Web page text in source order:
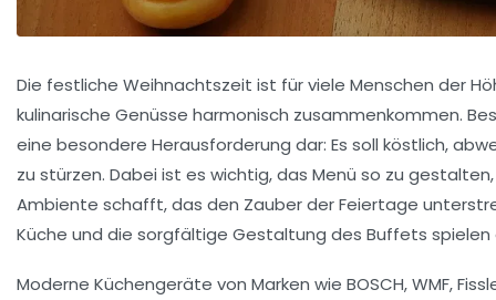
Die festliche Weihnachtszeit ist für viele Menschen der
kulinarische Genüsse harmonisch zusammenkommen.
eine besondere Herausforderung dar: Es soll köstlich,
zu stürzen. Dabei ist es wichtig, das Menü so zu
Ambiente schafft, das den Zauber der Feiertage
Küche und die sorgfältige Gestaltung des Buffets spielen
Moderne Küchengeräte von Marken wie BOSCH, WMF,